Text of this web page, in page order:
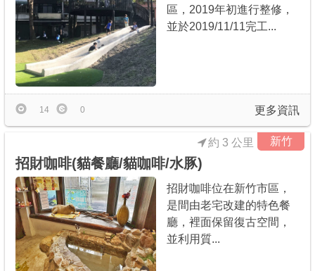
區，2019年初進行整修，
並於2019/11/11完工...
更多資訊
14 0
新竹
約 3 公里
招財咖啡(貓餐廳/貓咖啡/水豚)
招財咖啡位在新竹市區，
是間由老宅改建的特色餐
廳，裡面保留復古空間，
並利用質...